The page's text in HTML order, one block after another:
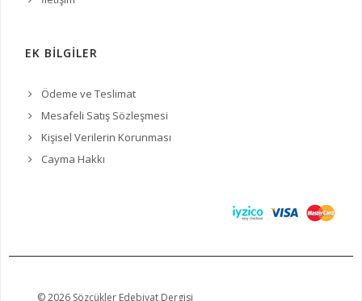
EK BİLGİLER
Ödeme ve Teslimat
Mesafeli Satış Sözleşmesi
Kişisel Verilerin Korunması
Cayma Hakkı
© 2026 Sözcükler Edebiyat Dergisi